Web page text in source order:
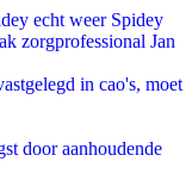
echt weer Spidey
zorgprofessional Jan
in cao's, moet
door aanhoudende